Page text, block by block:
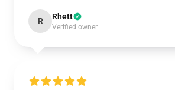
R Rhett
Verified owner